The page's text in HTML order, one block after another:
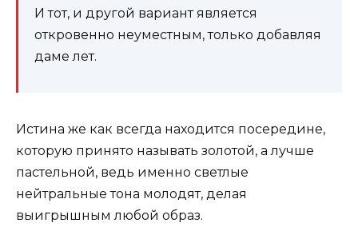
И тот, и другой вариант является
откровенно неуместным, только добавляя
даме лет.
Истина же как всегда находится посередине,
которую принято называть золотой, а лучше
пастельной, ведь именно светлые
нейтральные тона молодят, делая
выигрышным любой образ.